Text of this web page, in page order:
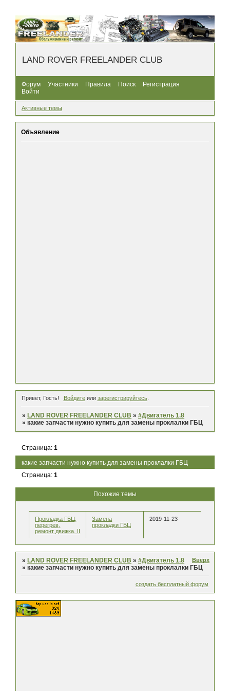
LAND ROVER FREELANDER CLUB
Форум Участники Правила Поиск
Регистрация
Войти
Активные темы
Объявление
Привет, Гость! Войдитеили зарегистрируйтесь.
» LAND ROVER FREELANDER CLUB »#Двигатель 1.8
»какие запчасти нужно купить для замены проклалки ГБЦ
какие запчасти нужно купить для замены проклалки ГБЦ
Страница:1
Страница:1
Похожие темы
Прокладка ГБЦ,
перегрев,
ремонт движка. II
Замена
прокладки ГБЦ
2019-11-23
» LAND ROVER FREELANDER CLUB »#Двигатель 1.8
»какие запчасти нужно купить для замены проклалки ГБЦ
Вверх
создать бесплатный форум